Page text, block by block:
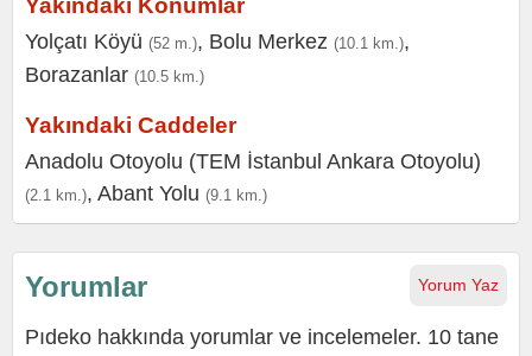
Yakındaki Konumlar
Yolçatı Köyü (52 m.), Bolu Merkez (10.1 km.),
Borazanlar (10.5 km.)
Yakındaki Caddeler
Anadolu Otoyolu (TEM İstanbul Ankara Otoyolu)
(2.1 km.), Abant Yolu (9.1 km.)
Yorum Yaz
Yorumlar
Pıdeko hakkında yorumlar ve incelemeler. 10 tane